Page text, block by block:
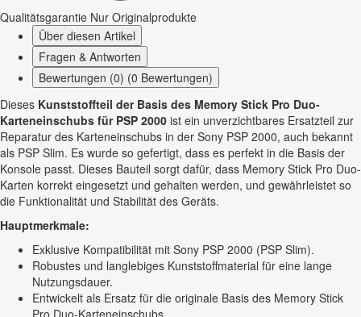
Qualitätsgarantie Nur Originalprodukte
Über diesen Artikel
Fragen & Antworten
Bewertungen (0) (0 Bewertungen)
Dieses Kunststoffteil der Basis des Memory Stick Pro Duo-
Karteneinschubs für PSP 2000 ist ein unverzichtbares Ersatzteil zur
Reparatur des Karteneinschubs in der Sony PSP 2000, auch bekannt
als PSP Slim. Es wurde so gefertigt, dass es perfekt in die Basis der
Konsole passt. Dieses Bauteil sorgt dafür, dass Memory Stick Pro Duo-
Karten korrekt eingesetzt und gehalten werden, und gewährleistet so
die Funktionalität und Stabilität des Geräts.
Hauptmerkmale:
Exklusive Kompatibilität mit Sony PSP 2000 (PSP Slim).
Robustes und langlebiges Kunststoffmaterial für eine lange
Nutzungsdauer.
Entwickelt als Ersatz für die originale Basis des Memory Stick
Pro Duo-Karteneinschubs.